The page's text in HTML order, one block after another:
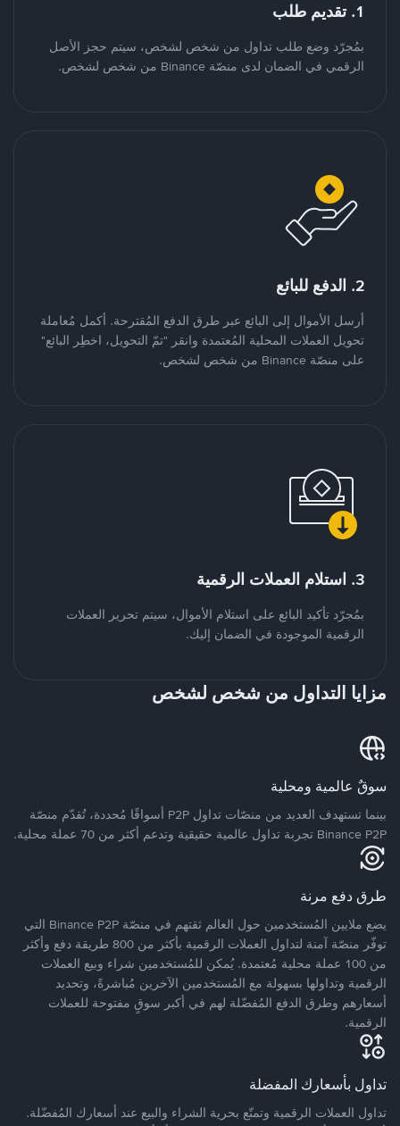
1. تقديم طلب
بمُجرّد وضع طلب تداول من شخص لشخص، سيتم حجز الأصل
الرقمي في الضمان لدى منصّة Binance من شخص لشخص.
2. الدفع للبائع
أرسل الأموال إلى البائع عبر طرق الدفع المُقترحة. أكمل مُعاملة
تحويل العملات المحلية المُعتمدة وانقر "تمّ التحويل، اخطِر البائع"
على منصّة Binance من شخص لشخص.
3. استلام العملات الرقمية
بمُجرّد تأكيد البائع على استلام الأموال، سيتم تحرير العملات
الرقمية الموجودة في الضمان إليك.
مزايا التداول من شخص لشخص
سوقٌ عالمية ومحلية
بينما تستهدف العديد من منصّات تداول P2P أسواقًا مُحددة، تُقدّم منصّة
Binance P2P تجربة تداول عالمية حقيقية وتدعم أكثر من 70 عملة محلية.
طرق دفع مرنة
يضع ملايين المُستخدمين حول العالم ثقتهم في منصّة Binance P2P التي
توفّر منصّة آمنة لتداول العملات الرقمية بأكثر من 800 طريقة دفع وأكثر
من 100 عملة محلية مُعتمدة. يُمكن للمُستخدمين شراء وبيع العملات
الرقمية وتداولها بسهولة مع المُستخدمين الآخرين مُباشرةً، وتحديد
أسعارهم وطرق الدفع المُفضّلة لهم في أكبر سوقٍ مفتوحة للعملات
الرقمية.
تداول بأسعارك المفضلة
تداول العملات الرقمية وتمتّع بحرية الشراء والبيع عند أسعارك المُفضّلة.